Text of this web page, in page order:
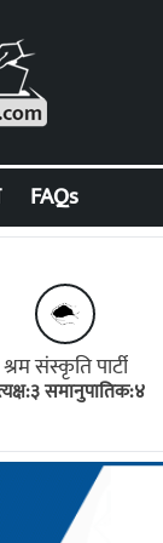
FAQs
श्रम संस्कृति पार्टी
समानुपातिक:४